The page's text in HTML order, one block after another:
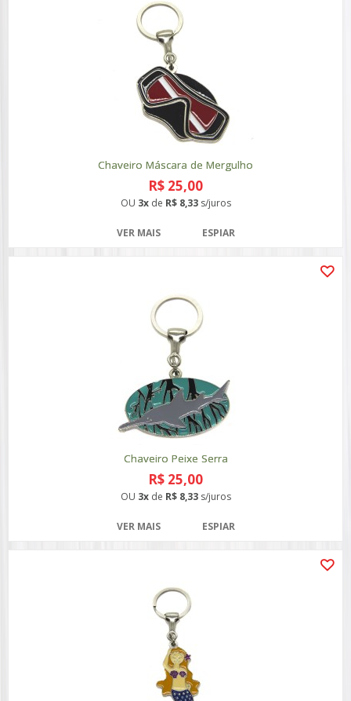
Chaveiro Máscara de Mergulho
R$ 25,00
OU 3xde R$ 8,33s/juros
VER MAIS ESPIAR
Chaveiro Peixe Serra
R$ 25,00
OU 3xde R$ 8,33s/juros
VER MAIS ESPIAR